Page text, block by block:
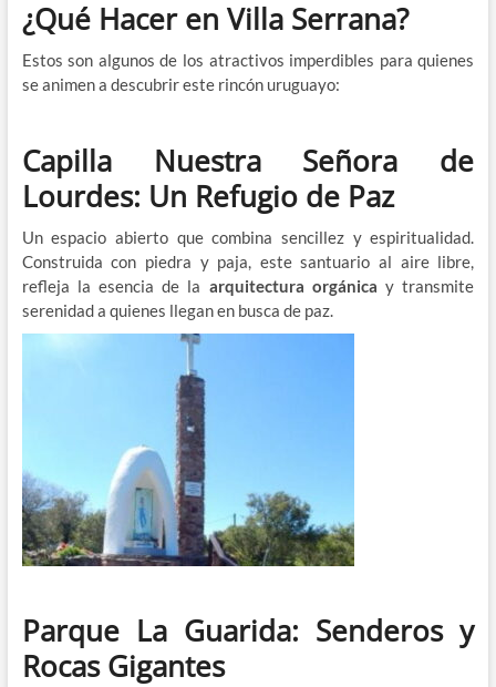
¿Qué Hacer en Villa Serrana?
Estos son algunos de los atractivos imperdibles para quienes
se animen a descubrir este rincón uruguayo:
Capilla Nuestra Señora de
Lourdes: Un Refugio de Paz
Un espacio abierto que combina sencillez y espiritualidad.
Construida con piedra y paja, este santuario al aire libre,
refleja la esencia de la arquitectura orgánica y transmite
serenidad a quienes llegan en busca de paz.
Parque La Guarida: Senderos y
Rocas Gigantes